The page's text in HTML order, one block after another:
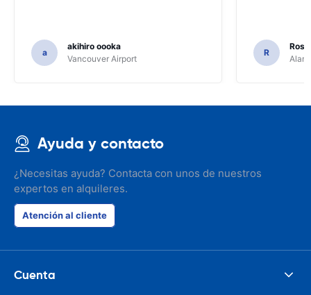
a
akihiro oooka
Vancouver Airport
R
Ayuda y contacto
¿Necesitas ayuda? Contacta con unos de nuestros
expertos en alquileres.
Atención al cliente
Cuenta